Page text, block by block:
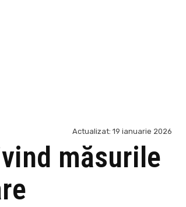
Actualizat: 19 ianuarie 2026
măsurile